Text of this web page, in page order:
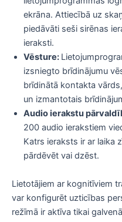
ekrāna. Attiecībā uz
piedāvāti seši sirēnas
ieraksti.
Vēsture:
izsniegto brīdinājumu
brīdinātā kontakta
un izmantotais
Audio ierakstu
200 audio ierakstiem
Katrs ieraksts ir ar laika
pārdēvēt vai dzēst.
Lietotājiem ar kognitīviem
var konfigurēt uzticības
režīmā ir aktīva tikai